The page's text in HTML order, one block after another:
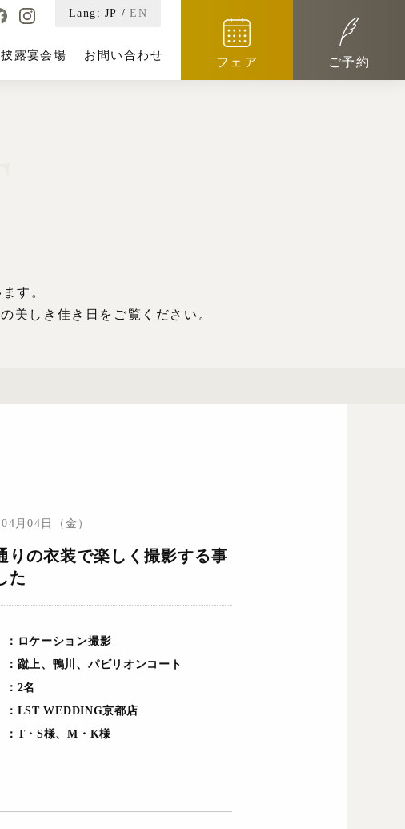
Lang: JP / EN
露宴会場 お問い合わせ フェア ご予約
す。
美しき佳き日をご覧ください。
月04日（金）
りの衣装で楽しく撮影する事
た
：ロケーション撮影
：蹴上、鴨川、パビリオンコート
：2名
：LST WEDDING京都店
：T・S様、M・K様